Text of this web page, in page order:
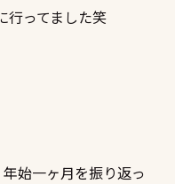
行ってました笑
始一ヶ月を振り返っ